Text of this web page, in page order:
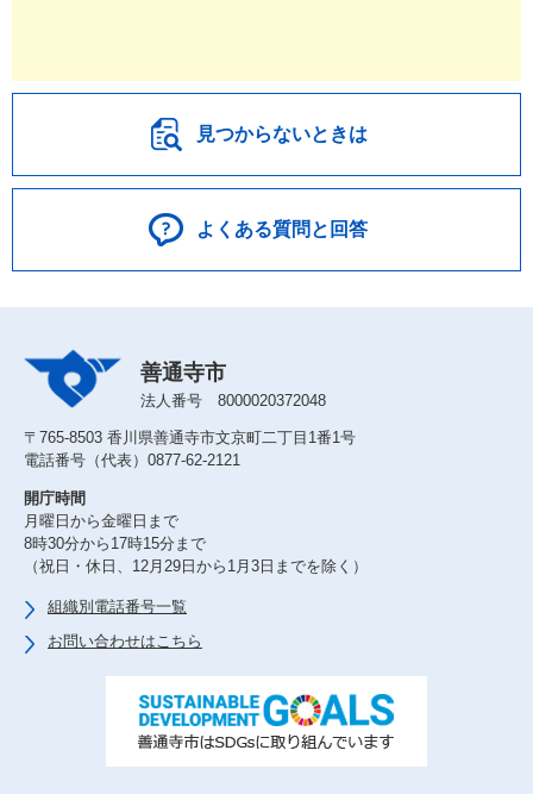
見つからないときは
よくある質問と回答
善通寺市
法人番号 8000020372048
〒765-8503 香川県善通寺市文京町二丁目1番1号
電話番号（代表）0877-62-2121
開庁時間
月曜日から金曜日まで
8時30分から17時15分まで
（祝日・休日、12月29日から1月3日までを除く）
組織別電話番号一覧
お問い合わせはこちら